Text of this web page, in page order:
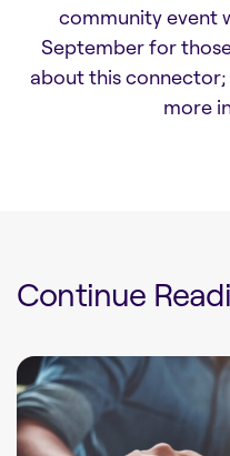
community event
September for
about this
more
Continue